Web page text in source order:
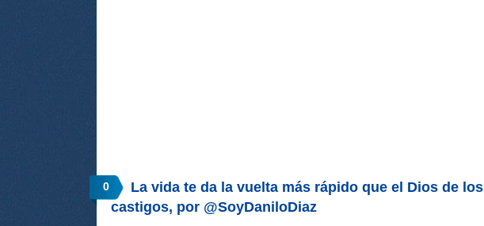
0
La vida te da la vuelta más rápido que el Dios de los
castigos, por @SoyDaniloDiaz